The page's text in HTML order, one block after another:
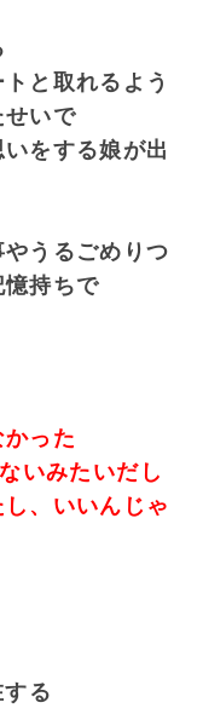
と取れるよう
せいで
をする娘が出
うるごめりつ
憶持ちで
った
いみたいだし
、いいんじゃ
る